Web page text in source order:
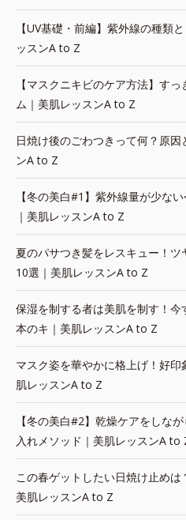
【UV基礎・前編】紫外線の種類
ッスンA to Z
【マスクニキビのケア方法】す
ム｜美肌レッスンA to Z
日焼け後のごわつきって何？原
ンA to Z
【冬の美白#1】紫外線量が少な
｜美肌レッスンA to Z
夏のパサつき髪をレスキュー！
10選｜美肌レッスンA to Z
保湿を制する者は美肌を制す！今
本のキ｜美肌レッスンA to Z
マスク姿を華やかに格上げ！好
肌レッスンA to Z
【冬の美白#2】乾燥ケアをしな
入れメソッド｜美肌レッスンA to
この春ゲットしたい日焼け止めは
美肌レッスンA to Z